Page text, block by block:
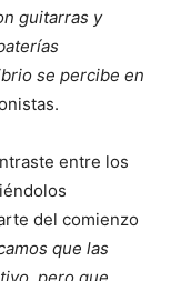
guitarras y
se percibe en
entre los
del comienzo
que las